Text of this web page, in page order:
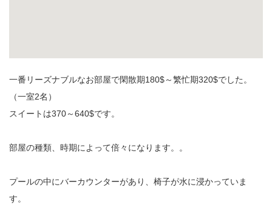
一番リーズナブルなお部屋で閑散期180$～繁忙期320$でした。
（一室2名）
スイートは370～640$です。
部屋の種類、時期によって倍々になります。。
プールの中にバーカウンターがあり、椅子が水に浸かっていま
す。